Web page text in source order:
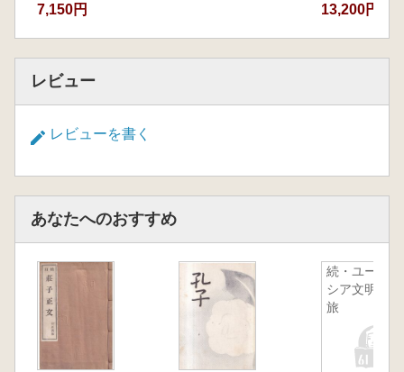
第2節 二里岡時代の研究史
第3節 夏商考古研究の問題の所在と本書の
視点
第2章 土器の型式分類と系統識別
第3章 中心地における土器様式の変遷
第3節 偃師商城遺跡の土器様式
第4節 3遺跡間の比較
第1節 地域区分と編年
第2節 伊洛地区
第3節 山西省南西地区
第4節 河南省南西地区
第5節 鄭州周辺および河南省東部地区
7,150円 13,200円
レビュー
レビューを書く
あなたへのおすすめ
続・ユーラ
シア文明の
旅